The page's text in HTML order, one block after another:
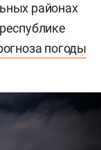
районах
погоды